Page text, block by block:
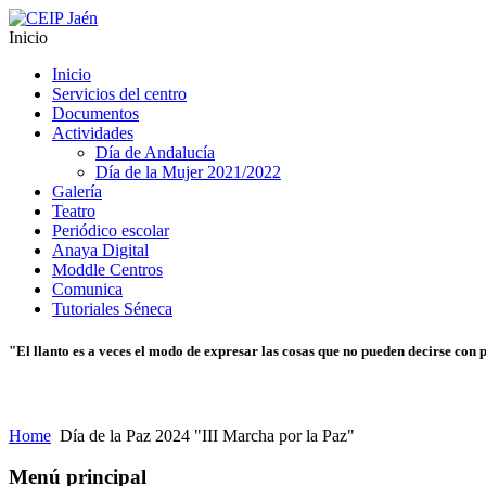
Inicio
Inicio
Servicios del centro
Documentos
Actividades
Día de Andalucía
Día de la Mujer 2021/2022
Galería
Teatro
Periódico escolar
Anaya Digital
Moddle Centros
Comunica
Tutoriales Séneca
"El llanto es a veces el modo de expresar las cosas que no pueden decirse con
Home Día de la Paz 2024 "III Marcha por la Paz"
Menú principal